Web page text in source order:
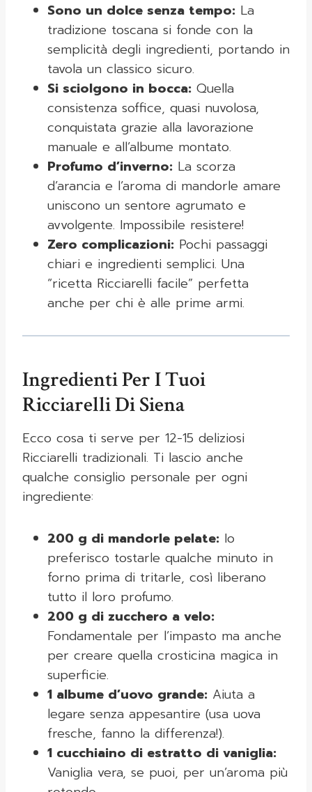
Sono un dolce senza tempo: La
tradizione toscana si fonde con la
semplicità degli ingredienti, portando in
tavola un classico sicuro.
Si sciolgono in bocca: Quella
consistenza soffice, quasi nuvolosa,
conquistata grazie alla lavorazione
manuale e all’albume montato.
Profumo d’inverno: La scorza
d’arancia e l’aroma di mandorle amare
uniscono un sentore agrumato e
avvolgente. Impossibile resistere!
Zero complicazioni: Pochi passaggi
chiari e ingredienti semplici. Una
“ricetta Ricciarelli facile” perfetta
anche per chi è alle prime armi.
Ingredienti Per I Tuoi
Ricciarelli Di Siena
Ecco cosa ti serve per 12-15 deliziosi
Ricciarelli tradizionali. Ti lascio anche
qualche consiglio personale per ogni
ingrediente:
200 g di mandorle pelate: Io
preferisco tostarle qualche minuto in
forno prima di tritarle, così liberano
tutto il loro profumo.
200 g di zucchero a velo:
Fondamentale per l’impasto ma anche
per creare quella crosticina magica in
superficie.
1 albume d’uovo grande: Aiuta a
legare senza appesantire (usa uova
fresche, fanno la differenza!).
1 cucchiaino di estratto di vaniglia:
Vaniglia vera, se puoi, per un’aroma più